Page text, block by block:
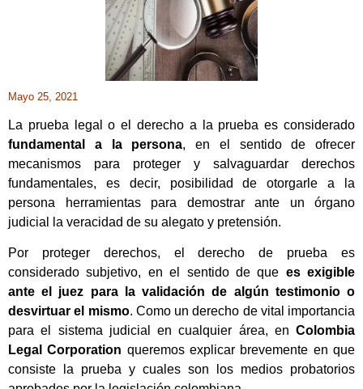
Mayo 25, 2021
La prueba legal o el derecho a la prueba es considerado
fundamental a la persona, en el sentido de ofrecer
mecanismos para proteger y salvaguardar derechos
fundamentales, es decir, posibilidad de otorgarle a la
persona herramientas para demostrar ante un órgano
judicial la veracidad de su alegato y pretensión.
Por proteger derechos, el derecho de prueba es
considerado subjetivo, en el sentido de que es exigible
ante el juez para la validación de algún testimonio o
desvirtuar el mismo. Como un derecho de vital importancia
para el sistema judicial en cualquier área, en Colombia
Legal Corporation queremos explicar brevemente en que
consiste la prueba y cuales son los medios probatorios